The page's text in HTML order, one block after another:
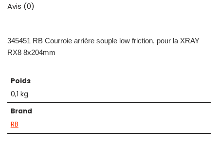
Avis (0)
345451 RB Courroie arrière souple low friction, pour la XRAY
RX8 8x204mm
Poids
0,1 kg
Brand
RB